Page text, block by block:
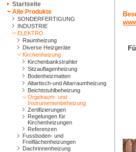
Startseite
Alle Produkte
SONDERFERTIGUNG
INDUSTRIE
ELEKTRO
Raumheizung
Diverse Heizgeräte
Kirchenheizung
Kirchenbankstrahler
Sitzauflagenheizung
Bodenheizmatten
Altartisch-und Altarraumheizung
Beichtstuhlbeheizung
Orgelraum- und
Instrumentenbeheizung
Zertifizierungen
Regelungen für
Kirchenheizungen
Referenzen
Fussboden- und
Freiflächenheizungen
Dachrinnenheizung